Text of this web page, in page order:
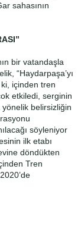
sahasının
bir vatandaşla
“Haydarpaşa’yı
içinden tren
etkiledi, serginin
belirsizliğin
söyleniyor
ilk etabı
döndükten
Tren